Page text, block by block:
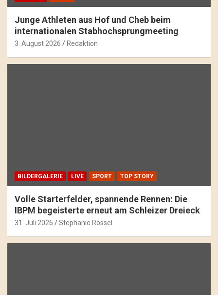
Junge Athleten aus Hof und Cheb beim
internationalen Stabhochsprungmeeting
3. August 2026 Redaktion
BILDERGALERIE LIVE SPORT TOP STORY
Volle Starterfelder, spannende Rennen: Die
IBPM begeisterte erneut am Schleizer Dreieck
31. Juli 2026 Stephanie Rössel